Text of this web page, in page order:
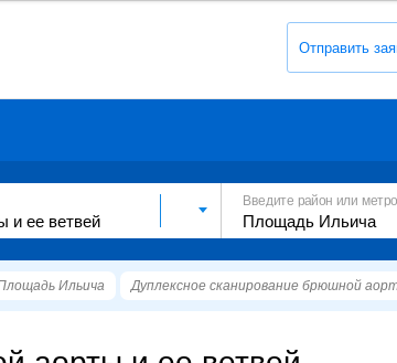
Отправить
Введите район или метро
Ильича Дуплексное сканирование брюшной